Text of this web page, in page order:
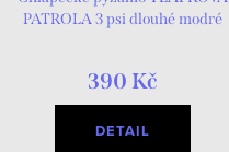
PATROLA 3 psi dlouhé modré
390 Kč
DETAIL